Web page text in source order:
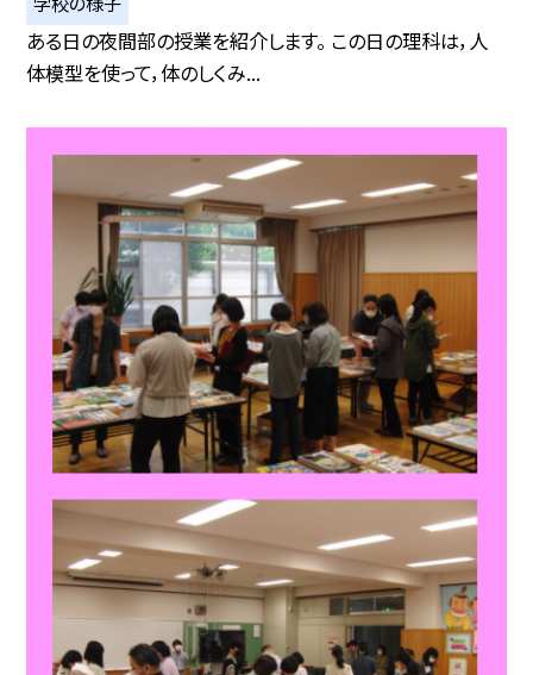
ある日の夜間部の授業を紹介します。 この日の理科は，人
体模型を使って，体のしくみ...